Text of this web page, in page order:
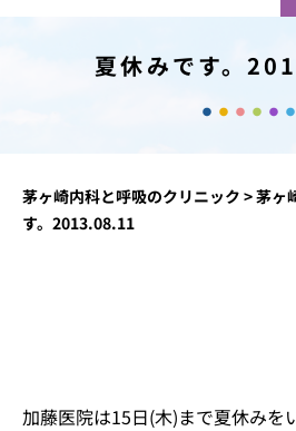
夏休みです。
茅ヶ崎内科と呼吸のクリニック >茅ヶ
す。2013.08.11
加藤医院は15日(木)まで夏休みを